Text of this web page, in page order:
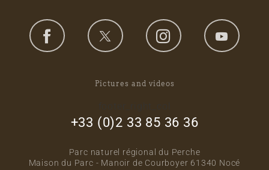
Pictures and videos
+33 (0)2 33 85 36 36
Parc naturel régional du Perche
Maison du Parc - Manoir de Courboyer 61340 Nocé